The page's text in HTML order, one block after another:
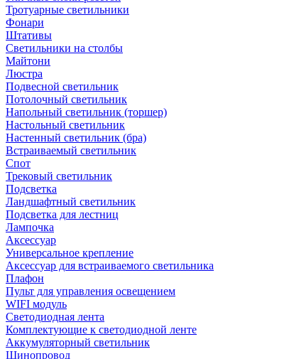
Тротуарные светильники
Фонари
Штативы
Светильники на столбы
Майтони
Люстра
Подвесной светильник
Потолочный светильник
Напольный светильник (торшер)
Настольный светильник
Настенный светильник (бра)
Встраиваемый светильник
Спот
Трековый светильник
Подсветка
Ландшафтный светильник
Подсветка для лестниц
Лампочка
Аксессуар
Универсальное крепление
Аксессуар для встраиваемого светильника
Плафон
Пульт для управления освещением
WIFI модуль
Светодиодная лента
Комплектующие к светодиодной ленте
Аккумуляторный светильник
Шинопровод